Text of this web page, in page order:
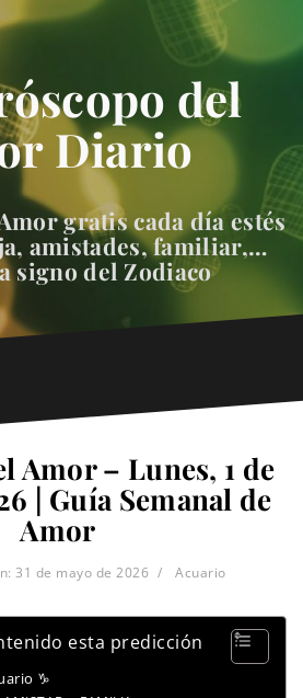
del
Diario
gratis cada día estés
amistades, familiar,…
signo del Zodiaco
Amor – Lunes, 1 de
| Guía Semanal de
Amor
31 de mayo de 2026 Acuario
esta predicción
♑